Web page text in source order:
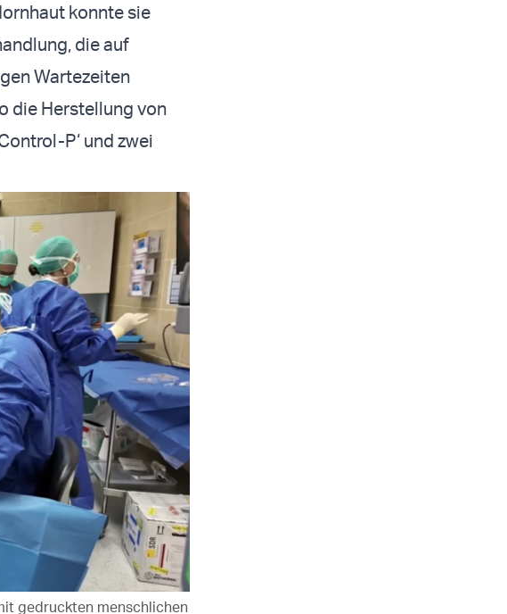
konnte sie
die auf
Wartezeiten
die Herstellung von
P‘ und zwei
gedruckten menschlichen